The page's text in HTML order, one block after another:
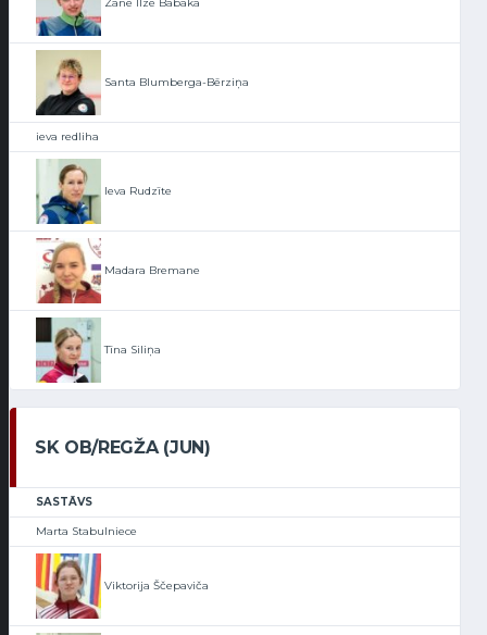
Santa Blumberga-Bērziņa
ieva redliha
Ieva Rudzīte
Madara Bremane
Tīna Siliņa
SK OB/REGŽA (JUN)
SASTĀVS
Marta Stabulniece
Viktorija Ščepaviča